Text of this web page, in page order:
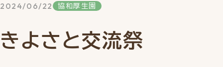
2024/06/22 協和厚生園
きよさと交流祭